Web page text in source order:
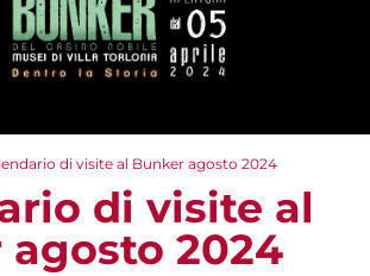
di visite al Bunker agosto 2024
di visite al
agosto 2024